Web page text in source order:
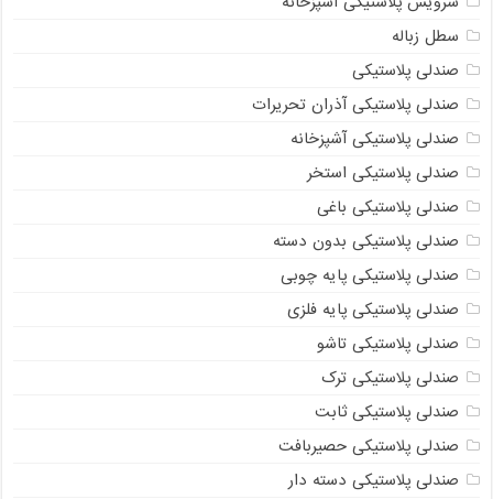
سطل زباله
صندلی پلاستیکی
صندلی پلاستیکی آذران تحریرات
صندلی پلاستیکی آشپزخانه
صندلی پلاستیکی استخر
صندلی پلاستیکی باغی
صندلی پلاستیکی بدون دسته
صندلی پلاستیکی پایه چوبی
صندلی پلاستیکی پایه فلزی
صندلی پلاستیکی تاشو
صندلی پلاستیکی ترک
صندلی پلاستیکی ثابت
صندلی پلاستیکی حصیربافت
صندلی پلاستیکی دسته دار